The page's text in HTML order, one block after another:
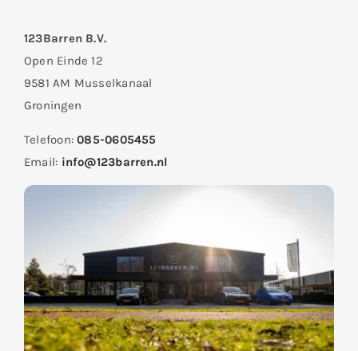
123Barren B.V.
Open Einde 12
9581 AM Musselkanaal
Groningen
Telefoon:085-0605455
Email: info@123barren.nl